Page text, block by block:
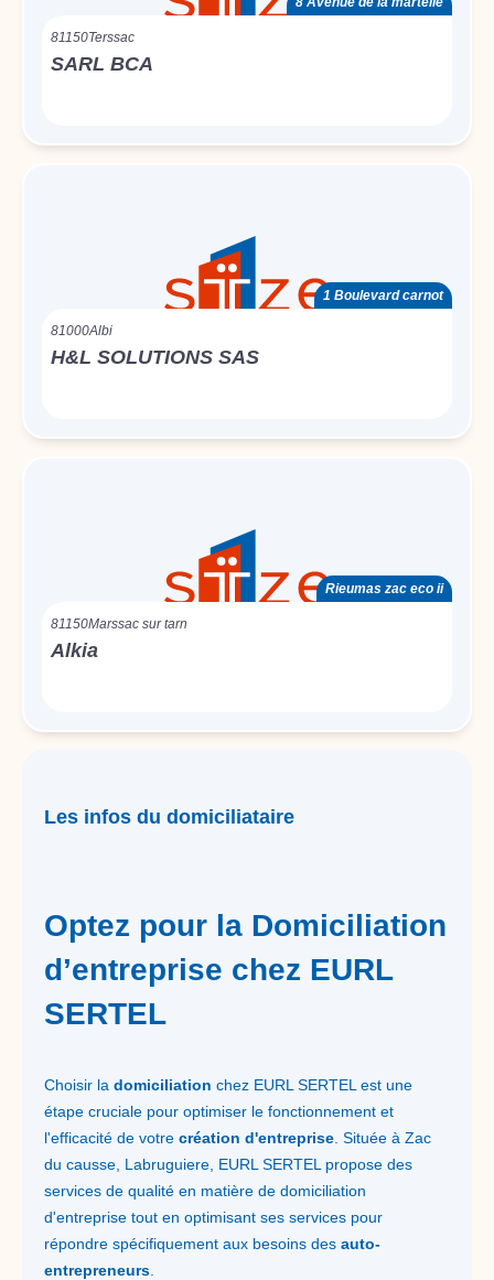
81150Terssac
SARL BCA
1 Boulevard carnot
81000Albi
H&L SOLUTIONS SAS
Rieumas zac eco ii
81150Marssac sur tarn
Alkia
Les infos du domiciliataire
Optez pour la Domiciliation
d’entreprise chez EURL
SERTEL
Choisir la domiciliation chez EURL SERTEL est une
étape cruciale pour optimiser le fonctionnement et
l'efficacité de votre création d'entreprise . Située à Zac
du causse, Labruguiere, EURL SERTEL propose des
services de qualité en matière de domiciliation
d'entreprise tout en optimisant ses services pour
répondre spécifiquement aux besoins des auto-
entrepreneurs